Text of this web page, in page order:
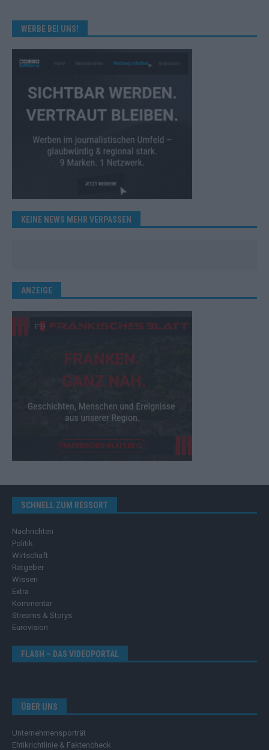
WERBE BEI UNS!
KEINE NEWS MEHR VERPASSEN
ANZEIGE
SCHNELL ZUM RESSORT
Nachrichten
Politik
Wirtschaft
Ratgeber
Wissen
Extra
Kommentar
Streams & Storys
Eurovision
FLASH – DAS VIDEOPORTAL
ÜBER UNS
Unternehmensporträt
Ehtikrichtlinie & Faktencheck